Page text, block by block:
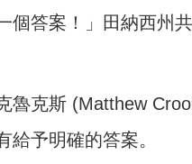
個答案！」田納西州
魯克斯 (Matthew
予明確的答案。